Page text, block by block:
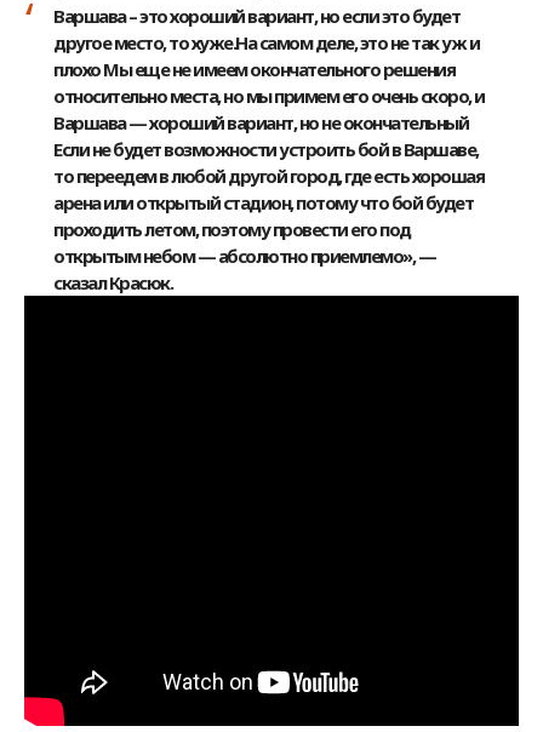
Варшава – это хороший вариант, но если это будет
другое место, то хуже.На самом деле, это не так уж и
плохо Мы еще не имеем окончательного решения
относительно места, но мы примем его очень скоро, и
Варшава — хороший вариант, но не окончательный
Если не будет возможности устроить бой в Варшаве,
то переедем в любой другой город, где есть хорошая
арена или открытый стадион, потому что бой будет
проходить летом, поэтому провести его под
открытым небом — абсолютно приемлемо», —
сказал Красюк.